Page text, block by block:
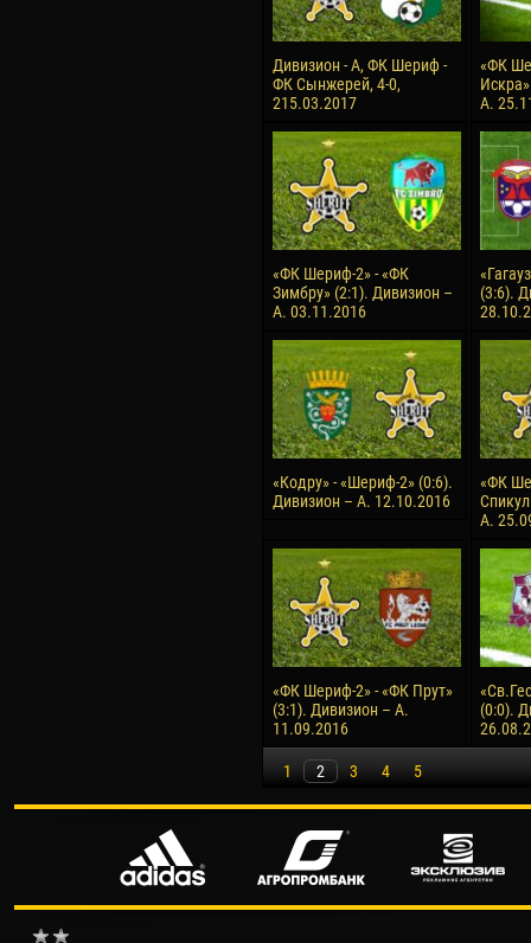
Дивизион - А, ФК Шериф -
ФК Сынжерей, 4-0,
215.03.2017
«ФК
А.
«ФК Шериф-2» - «ФК
Зимбру» (2:1). Дивизион –
А. 03.11.2016
(3:6).
«Кодру» - «Шериф-2» (0:6).
Дивизион – А. 12.10.2016
«ФК
А.
«ФК Шериф-2» - «ФК Прут»
(3:1). Дивизион – А.
11.09.2016
(0:0).
1 2 3 4 5